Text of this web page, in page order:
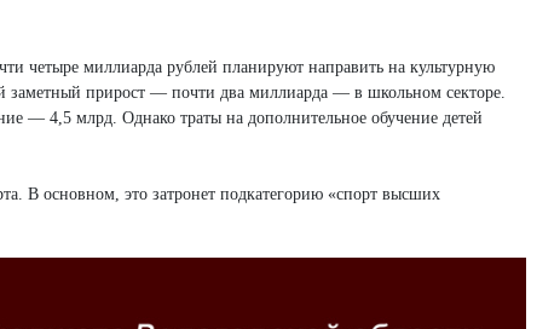
четыре миллиарда рублей планируют направить на культурную
заметный прирост — почти два миллиарда — в школьном секторе.
— 4,5 млрд. Однако траты на дополнительное обучение детей
В основном, это затронет подкатегорию «спорт высших